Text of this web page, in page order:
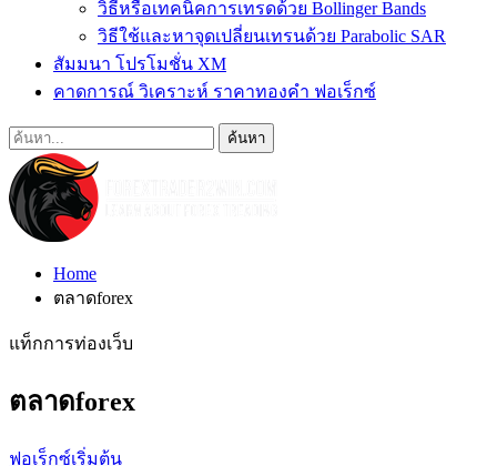
วิธีหรือเทคนิคการเทรดด้วย Bollinger Bands
วิธีใช้และหาจุดเปลี่ยนเทรนด้วย Parabolic SAR
สัมมนา โปรโมชั่น XM
คาดการณ์ วิเคราะห์ ราคาทองคำ ฟอเร็กซ์
Home
ตลาดforex
แท็กการท่องเว็บ
ตลาดforex
ฟอเร็กซ์เริ่มต้น